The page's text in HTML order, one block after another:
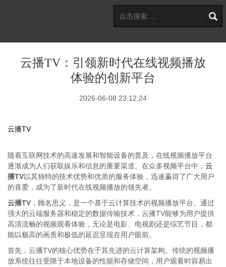
云播TV：引领新时代在线视频播放
体验的创新平台
2026-06-08 23:12:24
云播TV
随着互联网技术的高速发展和智能设备的普及，在线视频播放平台
逐渐成为人们获取娱乐和信息的重要渠道。在众多视频平台中， 云
播TV以其独特的技术优势和优质的服务体验，迅速赢得了广大用户
的喜爱，成为了新时代在线视频播放的领先者。
云播TV ，顾名思义，是一个基于云计算技术的视频播放平台。通过
强大的云端服务器和稳定的数据传输技术，云播TV能够为用户提供
高清流畅的视频观看体验，无论是电影、电视剧还是综艺节目，都
能以极高的画质和极低的延迟呈现在用户眼前。
首先，云播TV的核心优势在于其先进的云计算架构。传统的视频播
放系统往往受限于本地设备的性能和存储空间，用户观看时容易出